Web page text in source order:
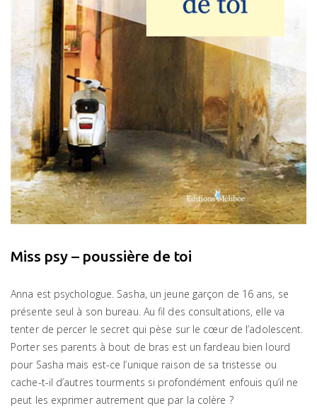
Miss psy – poussière de toi
Anna est psychologue. Sasha, un jeune garçon de 16 ans, se
présente seul à son bureau. Au fil des consultations, elle va
tenter de percer le secret qui pèse sur le cœur de l’adolescent.
Porter ses parents à bout de bras est un fardeau bien lourd
pour Sasha mais est-ce l’unique raison de sa tristesse ou
cache-t-il d’autres tourments si profondément enfouis qu’il ne
peut les exprimer autrement que par la colère ?